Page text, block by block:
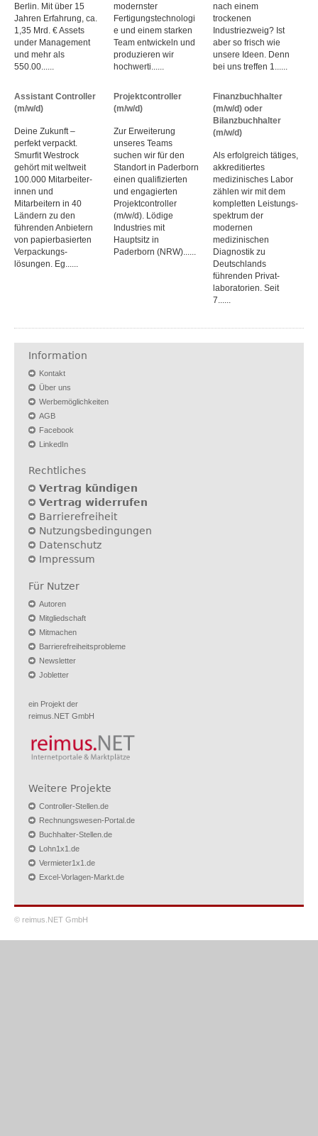
Berlin. Mit über 15
Jahren Erfahrung, ca.
1,35 Mrd. € Assets
under Management
und mehr als
550.00......
modernster
Fertigungstechnologi
e und einem starken
Team entwickeln und
produzieren wir
hochwerti......
nach einem
trockenen
Industriezweig? Ist
aber so frisch wie
unsere Ideen. Denn
bei uns treffen 1......
Assistant Controller
(m/w/d)
Deine Zukunft –
perfekt verpackt.
Smurfit Westrock
gehört mit weltweit
100.000 Mitarbeiter­
innen und
Mitarbeitern in 40
Ländern zu den
führenden Anbietern
von papier­basierten
Verpackungs­
lösungen. Eg......
Projektcontroller
(m/w/d)
Zur Erweiterung
unseres Teams
suchen wir für den
Standort in Paderborn
einen qualifizierten
und engagierten
Projektcontroller
(m/w/d). Lödige
Industries mit
Hauptsitz in
Paderborn (NRW)......
Finanzbuchhalter
(m/w/d) oder
Bilanzbuchhalter
(m/w/d)
Als erfolgreich tätiges,
akkreditiertes
medizinisches Labor
zählen wir mit dem
kompletten Leistungs­
spektrum der
modernen
medizinischen
Diagnostik zu
Deutschlands
führenden Privat­
laboratorien. Seit
7......
Information
Kontakt
Über uns
Werbemöglichkeiten
AGB
Facebook
LinkedIn
Rechtliches
Vertrag kündigen
Vertrag widerrufen
Barrierefreiheit
Nutzungsbedingungen
Datenschutz
Impressum
Für Nutzer
Autoren
Mitgliedschaft
Mitmachen
Barrierefreiheitsprobleme
Newsletter
Jobletter
ein Projekt der
reimus.NET GmbH
Weitere Projekte
Controller-Stellen.de
Rechnungswesen-Portal.de
Buchhalter-Stellen.de
Lohn1x1.de
Vermieter1x1.de
Excel-Vorlagen-Markt.de
© reimus.NET GmbH